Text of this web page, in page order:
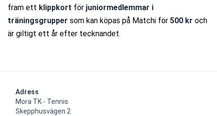
fram ett klippkort för juniormedlemmar i
träningsgrupper som kan köpas på Matchi för 500 kr och
är giltigt ett år efter tecknandet.
Adress
Mora TK - Tennis
Skepphusvägen 2